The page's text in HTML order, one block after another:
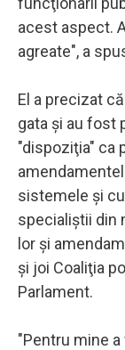
acest aspect.
agreate", a
El a precizat
gata şi au fost
"dispoziţia" ca
sistemele şi
specialiştii din
lor şi
şi joi Coaliţia
Parlament.
"Pentru mine